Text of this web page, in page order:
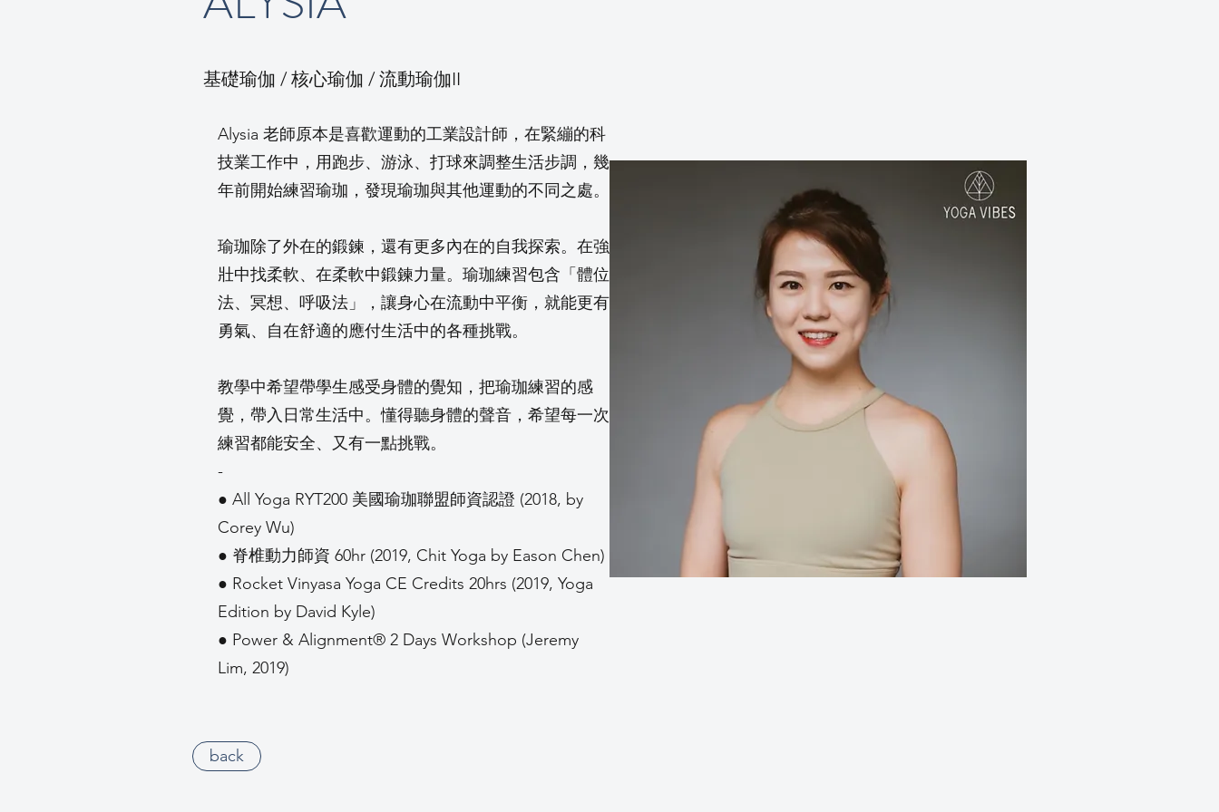
基礎瑜伽 / 核心瑜伽 / 流動瑜伽II
Alysia 老師原本是喜歡運動的工業設計師，在緊繃的科
技業工作中，用跑步、游泳、打球來調整生活步調，幾
年前開始練習瑜珈，發現瑜珈與其他運動的不同之處。
瑜珈除了外在的鍛鍊，還有更多內在的自我探索。在強
壯中找柔軟、在柔軟中鍛鍊力量。瑜珈練習包含「體位
法、冥想、呼吸法」，讓身心在流動中平衡，就能更有
勇氣、自在舒適的應付生活中的各種挑戰。
教學中希望帶學生感受身體的覺知，把瑜珈練習的感
覺，帶入日常生活中。懂得聽身體的聲音，希望每一次
練習都能安全、又有一點挑戰。
-
● All Yoga RYT200 美國瑜珈聯盟師資認證 (2018, by
Corey Wu)
● 脊椎動力師資 60hr (2019, Chit Yoga by Eason Chen)
● Rocket Vinyasa Yoga CE Credits 20hrs (2019, Yoga
Edition by David Kyle)
● Power & Alignment® 2 Days Workshop (Jeremy
Lim, 2019)
back